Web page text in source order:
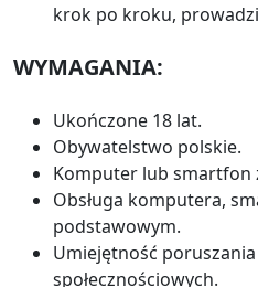
krok po kroku,
WYMAGANIA:
Ukończone 18 lat.
Obywatelstwo polskie.
Komputer lub smartfon
Obsługa komputera,
podstawowym.
Umiejętność
społecznościowych.